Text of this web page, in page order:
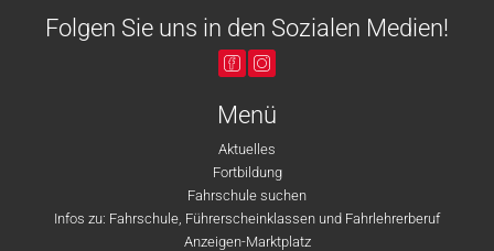
Folgen Sie uns in den Sozialen Medien!
Menü
Aktuelles
Fortbildung
Fahrschule suchen
Infos zu: Fahrschule, Führerscheinklassen und Fahrlehrerberuf
Anzeigen-Marktplatz